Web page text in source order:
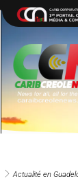
au
Actualité en